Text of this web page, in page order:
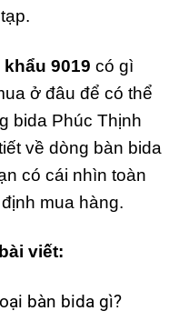
9019 có gì
ở đâu để có thể
bida Phúc Thịnh
về dòng bàn bida
có cái nhìn toàn
mua hàng.
viết:
bàn bida gì?